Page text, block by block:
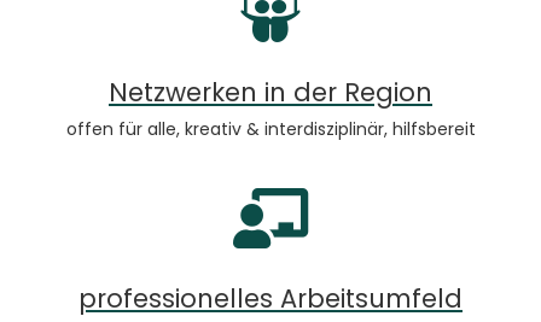
Netzwerk​en in der Region
offen für alle, kreativ & interdisziplinär, hilfsbereit
professionelles Arbeitsumfeld